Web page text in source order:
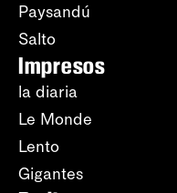
Paysandú
Salto
Impresos
la diaria
Le Monde
Lento
Gigantes